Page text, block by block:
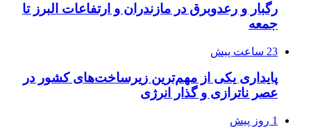
رگبار و رعدوبرق در مازندران و ارتفاعات البرز تا
جمعه
23 ساعت پیش
پایداری یکی از مهم‌ترین زیرساخت‌های کشور در
عصر ناترازی و گذار انرژی
1 روز پیش